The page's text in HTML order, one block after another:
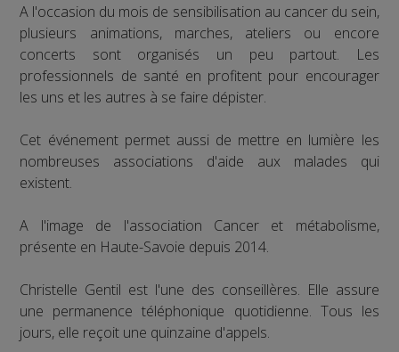
A l'occasion du mois de sensibilisation au cancer du sein,
plusieurs animations, marches, ateliers ou encore
concerts sont organisés un peu partout. Les
professionnels de santé en profitent pour encourager
les uns et les autres à se faire dépister.
Cet événement permet aussi de mettre en lumière les
nombreuses associations d'aide aux malades qui
existent.
A l'image de l'association Cancer et métabolisme,
présente en Haute-Savoie depuis 2014.
Christelle Gentil est l'une des conseillères. Elle assure
une permanence téléphonique quotidienne. Tous les
jours, elle reçoit une quinzaine d'appels.